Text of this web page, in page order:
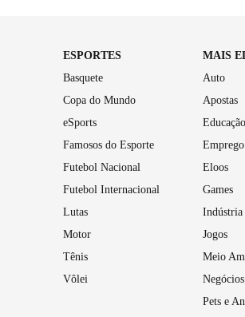
ESPORTES
Basquete
Copa do Mundo
eSports
Famosos do Esporte
Futebol Nacional
Futebol Internacional
Lutas
Motor
Tênis
Vôlei
MAIS
Auto
Apostas
Educação
Eloos
Games
Indústria
Jogos
Meio
Negócios
Pets e